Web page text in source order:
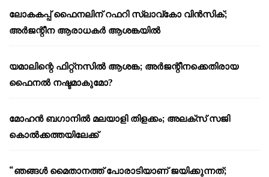
ലോകകപ്പ് ഫൈനലിന് റഫറി സ്ലാവ്‌കോ വിൻസിക്;
അർജന്റീന ആരാധകർ ആശങ്കയിൽ
യമാലിന്റെ ഫിറ്റ്നസിൽ ആശങ്ക; അർജന്റീനക്കെതിരായ
ഫൈനൽ നഷ്ടമാകുമോ?
മോഹൻ ബഗാനിൽ മലയാളി തിളക്കം; അലക്സ് സജി
കൊൽക്കത്തയിലേക്ക്
“ഞങ്ങൾ മൈതാനത്ത് പോരാടിയാണ് ജയിക്കുന്നത്;